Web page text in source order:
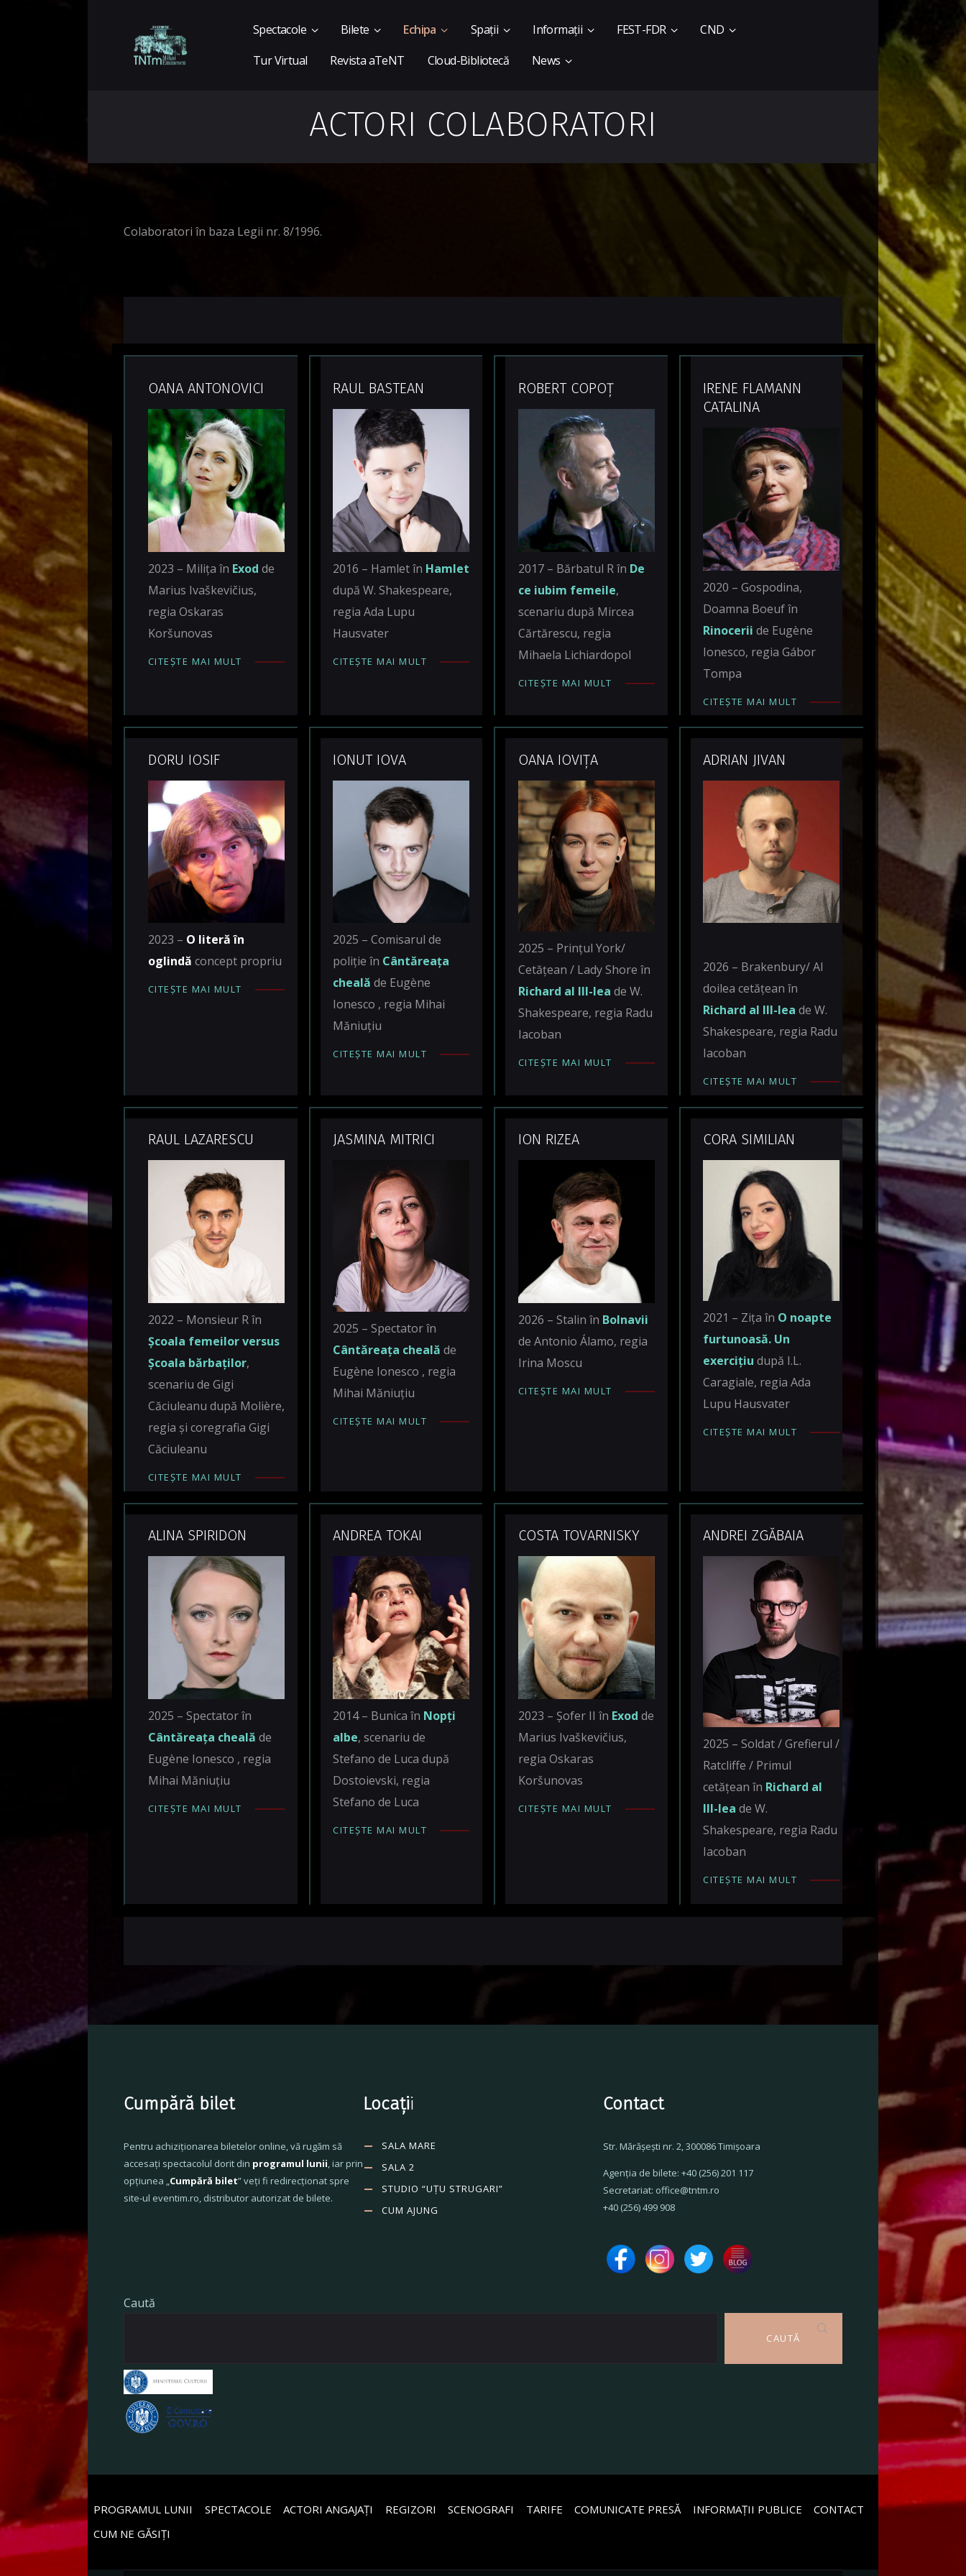
Spectacole Bilete Echipa Spații Informații FEST-FDR
CND
Tur Virtual
Revista aTeNT Cloud-Bibliotecă News
ACTORI COLABORATORI
Colaboratori în baza Legii nr. 8/1996.
OANA ANTONOVICI
2023 – Milița în Exod de
Marius Ivaškevičius,
regia Oskaras
Koršunovas
CITEȘTE MAI MULT
RAUL BASTEAN
2016 – Hamlet în Hamlet
după W. Shakespeare,
regia Ada Lupu
Hausvater
CITEȘTE MAI MULT
ROBERT COPOȚ
2017 – Bărbatul R în De
ce iubim femeile,
scenariu după Mircea
Cărtărescu, regia
Mihaela Lichiardopol
CITEȘTE MAI MULT
IRENE FLAMANN
CATALINA
2020 – Gospodina,
Doamna Boeuf în
Rinocerii de Eugène
Ionesco, regia Gábor
Tompa
CITEȘTE MAI MULT
DORU IOSIF
2023 – O literă în
oglindă concept propriu
CITEȘTE MAI MULT
IONUT IOVA
2025 – Comisarul de
poliție în Cântăreața
cheală de Eugène
Ionesco , regia Mihai
Măniuțiu
CITEȘTE MAI MULT
OANA IOVIȚA
2025 – Prințul York/
Cetățean / Lady Shore în
Richard al III-lea de W.
Shakespeare, regia Radu
Iacoban
CITEȘTE MAI MULT
ADRIAN JIVAN
2026 – Brakenbury/ Al
doilea cetățean în
Richard al III-lea de W.
Shakespeare, regia Radu
Iacoban
CITEȘTE MAI MULT
RAUL LAZARESCU
2022 – Monsieur R în
Școala femeilor versus
Școala bărbaților,
scenariu de Gigi
Căciuleanu după Molière,
regia și coregrafia Gigi
Căciuleanu
CITEȘTE MAI MULT
JASMINA MITRICI
2025 – Spectator în
Cântăreața cheală de
Eugène Ionesco , regia
Mihai Măniuțiu
CITEȘTE MAI MULT
ION RIZEA
2026 – Stalin în Bolnavii
de Antonio Álamo, regia
Irina Moscu
CITEȘTE MAI MULT
CORA SIMILIAN
2021 – Zița în O noapte
furtunoasă. Un
exercițiu după I.L.
Caragiale, regia Ada
Lupu Hausvater
CITEȘTE MAI MULT
ALINA SPIRIDON
2025 – Spectator în
Cântăreața cheală de
Eugène Ionesco , regia
Mihai Măniuțiu
CITEȘTE MAI MULT
ANDREA TOKAI
2014 – Bunica în Nopți
albe, scenariu de
Stefano de Luca după
Dostoievski, regia
Stefano de Luca
CITEȘTE MAI MULT
COSTA TOVARNISKY
2023 – Șofer II în Exod de
Marius Ivaškevičius,
regia Oskaras
Koršunovas
CITEȘTE MAI MULT
ANDREI ZGĂBAIA
2025 – Soldat / Grefierul /
Ratcliffe / Primul
cetățean în Richard al
III-lea de W.
Shakespeare, regia Radu
Iacoban
CITEȘTE MAI MULT
Cumpără bilet
Pentru achiziționarea biletelor online, vă rugăm să
accesați spectacolul dorit din programul lunii, iar prin
opțiunea „Cumpără bilet” veți fi redirecționat spre
site-ul eventim.ro, distributor autorizat de bilete.
Locații
SALA MARE
SALA 2
STUDIO “UȚU STRUGARI”
CUM AJUNG
Contact
Str. Mărăşeşti nr. 2, 300086 Timişoara
Agenţia de bilete: +40 (256) 201 117
Secretariat: office@tntm.ro
+40 (256) 499 908
Caută
CAUTĂ
PROGRAMUL LUNII SPECTACOLE ACTORI ANGAJAȚI REGIZORI SCENOGRAFI TARIFE COMUNICATE PRESĂ INFORMAȚII PUBLICE
CONTACT
CUM NE GĂSIȚI